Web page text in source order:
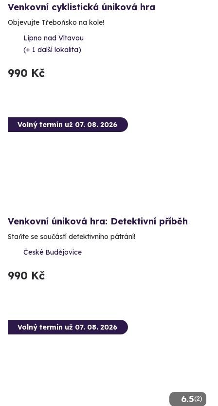
Venkovní cyklistická úniková hra
Objevujte Třeboňsko na kole!
Lipno nad Vltavou
(+ 1 další lokalita)
990 Kč
Volný termín už 07. 08. 2026
Venkovní úniková hra: Detektivní příběh
Staňte se součástí detektivního pátrání!
České Budějovice
990 Kč
6.5(2)
Volný termín už 07. 08. 2026